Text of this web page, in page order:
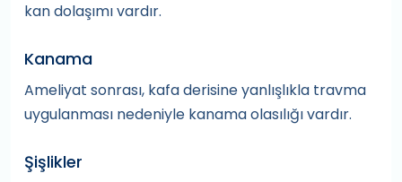
kan dolaşımı vardır.
Kanama
Ameliyat sonrası, kafa derisine yanlışlıkla travma
uygulanması nedeniyle kanama olasılığı vardır.
Şişlikler